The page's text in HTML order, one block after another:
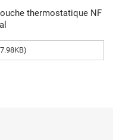
thermostatique NF